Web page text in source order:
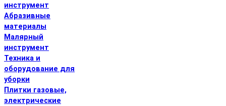
инструмент
Абразивные
материалы
Малярный
инструмент
Техника и
оборудование для
уборки
Плитки газовые,
электрические